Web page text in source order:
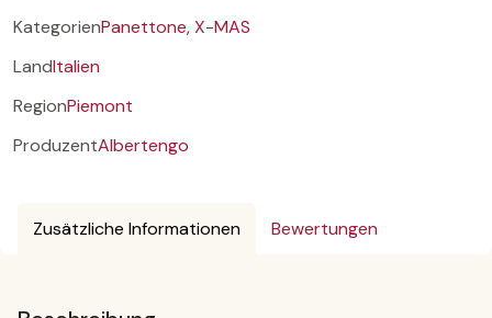
KategorienPanettone,X-MAS
LandItalien
RegionPiemont
ProduzentAlbertengo
Zusätzliche Informationen Bewertungen